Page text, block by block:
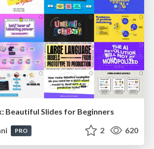
Beautiful Slides for Beginners
PRO 2 620